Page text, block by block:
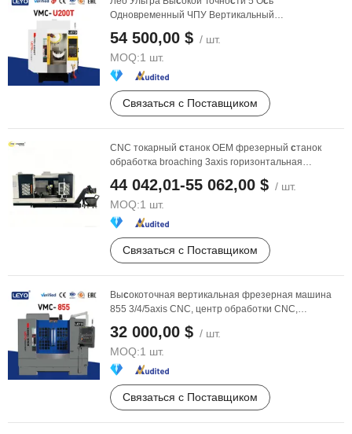
Одновременный ЧПУ Вертикальный
Обрабатывающий Центр Фрезерный ...
54 500,00 $ / шт.
MOQ:1 шт.
Связаться с Поставщиком
CNC токарный станок OEM фрезерный станок
обработка broaching 3axis горизонтальная
44 042,01-55 062,00 $ / шт.
MOQ:1 шт.
Связаться с Поставщиком
Высокоточная вертикальная фрезерная машина
855 3/4/5axis CNC, центр обработки CNC,
32 000,00 $ / шт.
MOQ:1 шт.
Связаться с Поставщиком